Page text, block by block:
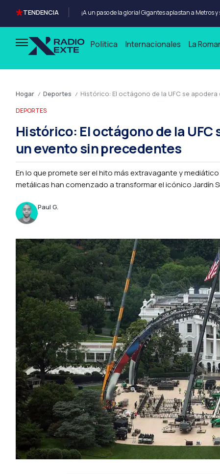
TENDENCIA Anthony Joshua se enfrentara a Kristian Prenga
Politica Internacionales La
Hogar / Deportes / Histórico: El octágono de la UFC se
DEPORTES
Histórico: El octágono de la UFC
un evento sin precedentes
En lo que promete ser el hito más extravagante y
metálicas han comenzado a transformar el icónico Jardín
Paul G.